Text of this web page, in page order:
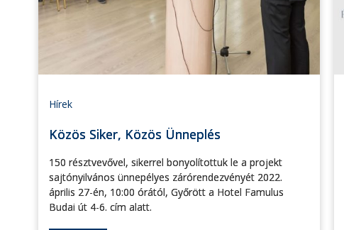
Hírek
Közös Siker, Közös Ünneplés
150 résztvevővel, sikerrel bonyolítottuk le a projekt
sajtónyilvános ünnepélyes zárórendezvényét 2022.
április 27-én, 10:00 órától, Győrött a Hotel Famulus
Budai út 4-6. cím alatt.